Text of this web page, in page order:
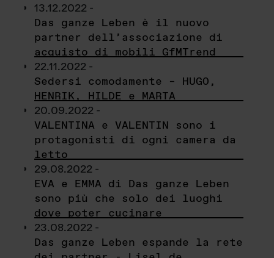
13.12.2022 -
Das ganze Leben è il nuovo
partner dell’associazione di
acquisto di mobili GfMTrend
22.11.2022 -
Sedersi comodamente – HUGO,
HENRIK, HILDE e MARTA
20.09.2022 -
VALENTINA e VALENTIN sono i
protagonisti di ogni camera da
letto
29.08.2022 -
EVA e EMMA di Das ganze Leben
sono più che solo dei luoghi
dove poter cucinare
23.08.2022 -
Das ganze Leben espande la rete